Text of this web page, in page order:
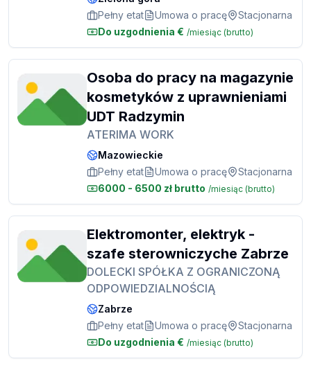
Pełny etat
Umowa o pracę
Stacjonarna
Do uzgodnienia € /miesiąc (brutto)
Osoba do pracy na magazynie
kosmetyków z uprawnieniami
UDT Radzymin
ATERIMA WORK
Mazowieckie
Pełny etat
Umowa o pracę
Stacjonarna
6000 - 6500 zł brutto /miesiąc (brutto)
Elektromonter, elektryk -
szafe sterowniczyche Zabrze
DOLECKI SPÓŁKA Z OGRANICZONĄ
ODPOWIEDZIALNOŚCIĄ
Zabrze
Pełny etat
Umowa o pracę
Stacjonarna
Do uzgodnienia € /miesiąc (brutto)